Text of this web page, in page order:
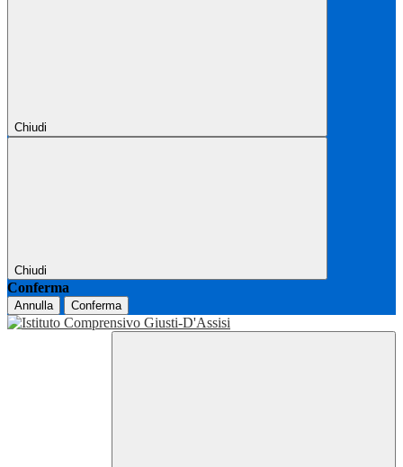
Chiudi
Chiudi
Conferma
Annulla Conferma